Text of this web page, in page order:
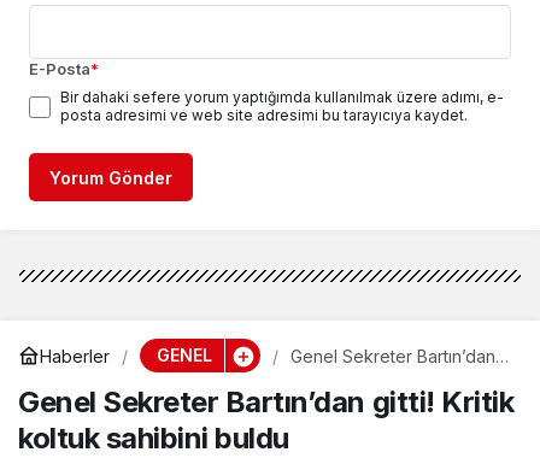
E-Posta*
Bir dahaki sefere yorum yaptığımda kullanılmak üzere adımı, e-
posta adresimi ve web site adresimi bu tarayıcıya kaydet.
Yorum Gönder
Haberler GENEL
Genel Sekreter Bartın’dan
buldu
Genel Sekreter Bartın’dan gitti! Kritik
koltuk sahibini buldu